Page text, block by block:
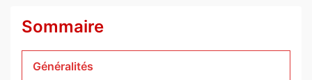
Sommaire
Généralités